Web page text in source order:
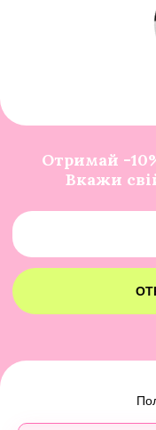
Отримай -
Вкажи